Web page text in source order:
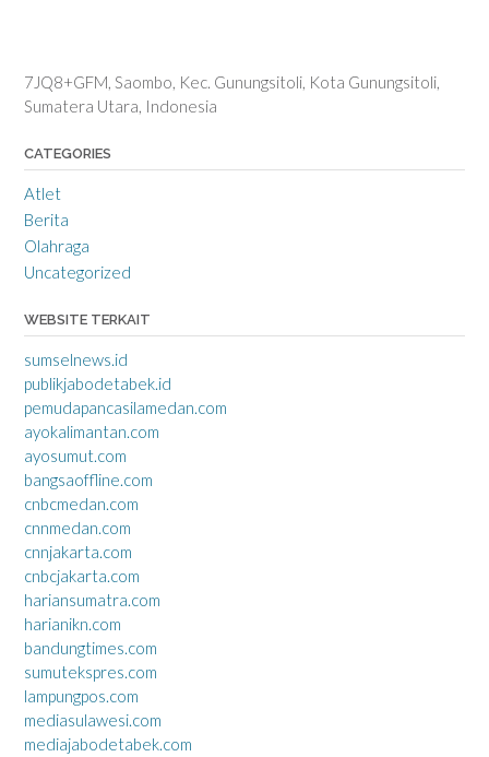
7JQ8+GFM, Saombo, Kec. Gunungsitoli, Kota Gunungsitoli,
Sumatera Utara, Indonesia
CATEGORIES
Atlet
Berita
Olahraga
Uncategorized
WEBSITE TERKAIT
sumselnews.id
publikjabodetabek.id
pemudapancasilamedan.com
ayokalimantan.com
ayosumut.com
bangsaoffline.com
cnbcmedan.com
cnnmedan.com
cnnjakarta.com
cnbcjakarta.com
hariansumatra.com
harianikn.com
bandungtimes.com
sumutekspres.com
lampungpos.com
mediasulawesi.com
mediajabodetabek.com